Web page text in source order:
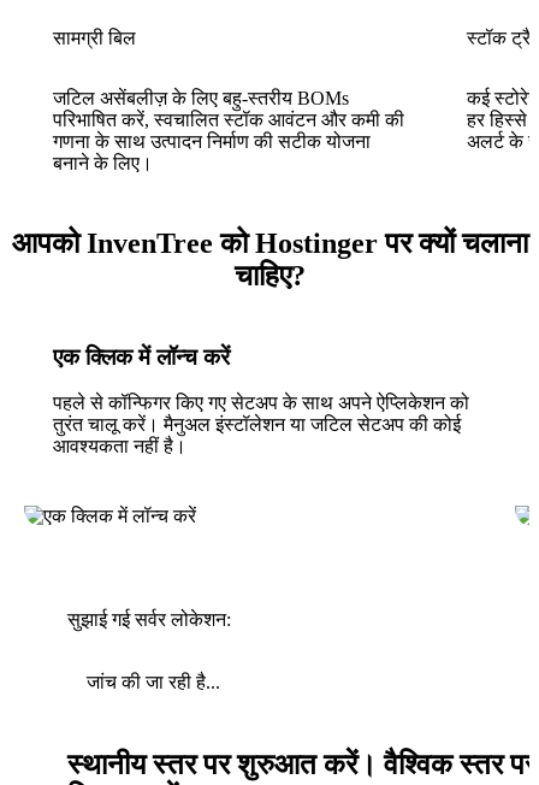
सामग्री बिल
जटिल असेंबलीज़ के लिए बहु-स्तरीय BOMs
परिभाषित करें, स्वचालित स्टॉक आवंटन और कमी की
गणना के साथ उत्पादन निर्माण की सटीक योजना
बनाने के लिए।
स्टॉक
कई
हर हिस्से
अलर्ट के
आपको InvenTree को Hostinger पर क्यों चलाना
चाहिए?
एक क्लिक में लॉन्च करें
पहले से कॉन्फिगर किए गए सेटअप के साथ अपने ऐप्लिकेशन को
तुरंत चालू करें। मैनुअल इंस्टॉलेशन या जटिल सेटअप की कोई
आवश्यकता नहीं है।
सुझाई गई सर्वर लोकेशन:
जांच की जा रही है...
स्थानीय स्तर पर शुरुआत करें। वैश्विक स्तर पर